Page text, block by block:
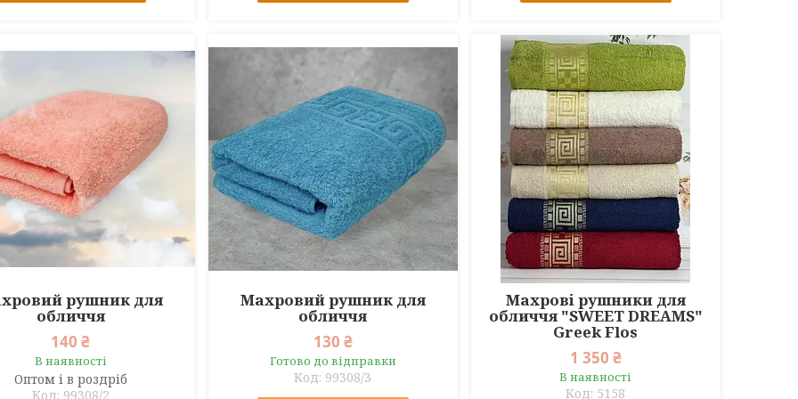
рушник для
обличчя
140 ₴
В наявності
Оптом і в роздріб
99308/2
Махровий рушник для
обличчя
130 ₴
Готово до відправки
99308/3
Махрові рушники для
обличчя "SWEET DREAMS"
Greek Flos
1 350 ₴
В наявності
5158